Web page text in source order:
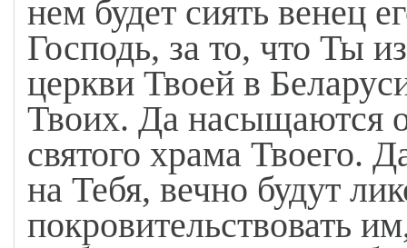
нем будет сиять венец
Господь, за то, что Ты
церкви Твоей в
Твоих. Да насыщаются
святого храма Твоего.
на Тебя, вечно будут
покровительствовать